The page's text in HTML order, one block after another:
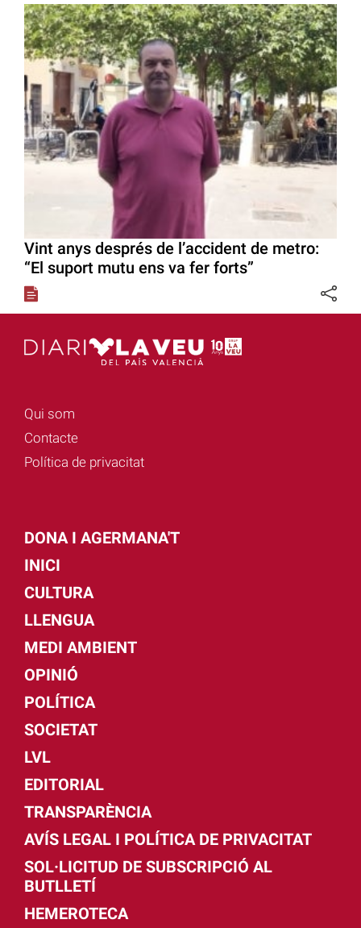
Vint anys després de l’accident de metro:
“El suport mutu ens va fer forts”
Qui som
Contacte
Política de privacitat
DONA I AGERMANA'T
INICI
CULTURA
LLENGUA
MEDI AMBIENT
OPINIÓ
POLÍTICA
SOCIETAT
LVL
EDITORIAL
TRANSPARÈNCIA
AVÍS LEGAL I POLÍTICA DE PRIVACITAT
SOL·LICITUD DE SUBSCRIPCIÓ AL
BUTLLETÍ
HEMEROTECA